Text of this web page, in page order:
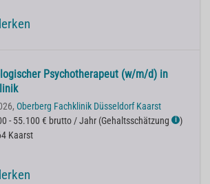
Psychotherapeut (w/m/d) in
Oberberg Fachklinik Düsseldorf Kaarst
- 55.100 € brutto / Jahr (Gehaltsschätzung ℹ )
Kaarst